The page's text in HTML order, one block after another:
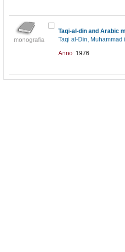
monografia
Taqi-al-din and Arabic
Taqi al-Din,
Anno: 1976